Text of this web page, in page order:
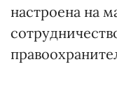
настроена на